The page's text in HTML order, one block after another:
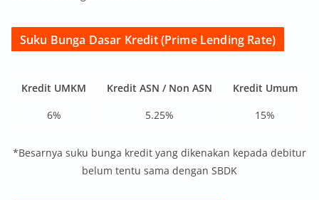
Suku Bunga Dasar Kredit (Prime Lending Rate)
Kredit UMKM Kredit ASN / Non ASN
Kredit Umum
6%
5.25% 15%
*Besarnya suku bunga kredit yang dikenakan kepada debitur
belum tentu sama dengan SBDK